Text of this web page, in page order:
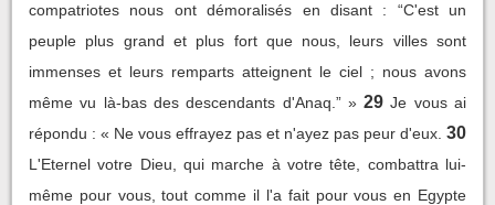
compatriotes nous ont démoralisés en disant : “C'est un
peuple plus grand et plus fort que nous, leurs villes sont
immenses et leurs remparts atteignent le ciel ; nous avons
même vu là-bas des descendants d'Anaq.” » 29 Je vous ai
répondu : « Ne vous effrayez pas et n'ayez pas peur d'eux. 30
L'Eternel votre Dieu, qui marche à votre tête, combattra lui-
même pour vous, tout comme il l'a fait pour vous en Egypte